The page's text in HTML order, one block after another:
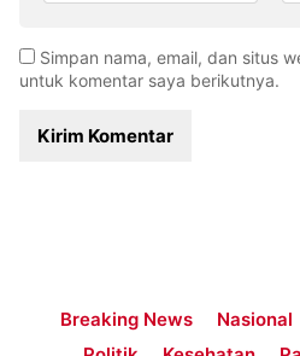
Simpan nama, email, dan situs
untuk komentar saya berikutnya.
Breaking News Nasional